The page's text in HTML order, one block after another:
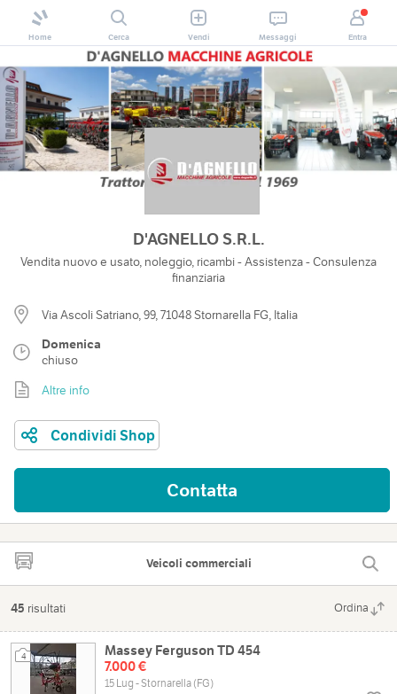
Home Cerca Vendi Messaggi Entra
D'AGNELLO S.R.L.
Vendita nuovo e usato, noleggio, ricambi - Assistenza - Consulenza
finanziaria
Via Ascoli Satriano, 99, 71048 Stornarella FG, Italia
Domenica
chiuso
Altre info
Condividi Shop
Contatta
Veicoli commerciali
45 risultati Ordina
4
Massey Ferguson TD 454
7.000 €
15 Lug - Stornarella (FG)